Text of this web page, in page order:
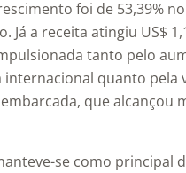
foi de 53,39%
Já a receita atingiu US$
tanto pelo
internacional quanto pela
que alcançou
se como principal